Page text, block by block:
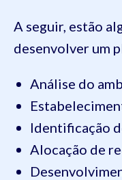
A seguir, estão
desenvolver um
Análise do
Identificação
Alocação de